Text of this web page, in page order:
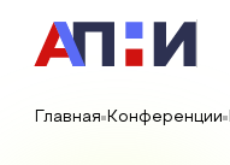
Главная Конференции